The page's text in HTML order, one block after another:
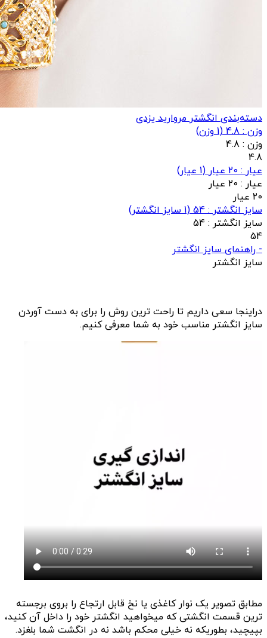
دسته‌بندی انگشتر مروارید یزدی
وزن : 4.8
(
1 وزن)
وزن : 4.8
4.8
عيار : 20 عیار
(
1 عيار)
عيار : 20 عیار
20 عیار
سایز انگشتر : 54
(
1 سایز انگشتر)
سایز انگشتر : 54
54
- راهنمای سایز انگشتر
سایز انگشتر
دراینجا سعی داریم تا راحت ترین روش را برای به دست آوردن
سایز انگشتر مناسب خود به شما معرفی کنیم.
مطابق تصویر یک نوار کاغذی یا نخ قابل ارتجاع را بروی برجسته
ترین قسمت انگشتی که میخواهید انگشتر خود را داخل آن کنید،
بپیچید، بطوریکه نه خیلی محکم باشد نه در انگشت شما بلغزد.